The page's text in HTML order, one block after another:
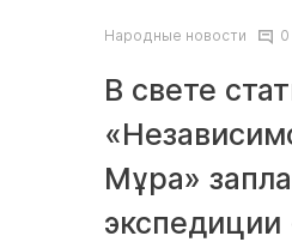
Народные новости 0
В свете
Мұра»